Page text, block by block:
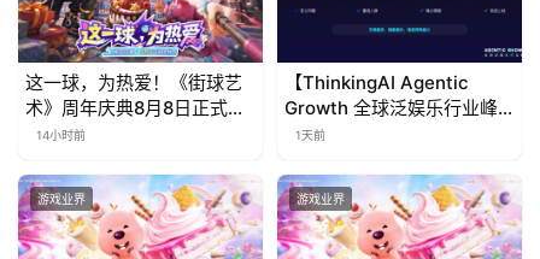
这一球，为热爱！《街球艺
术》周年庆典8月8日正式上
线，多重福利与全新内容同
14小时前
【ThinkingAI Agentic
Growth 全球泛娱乐行业峰
会】Agent 时代，人到底负
1天前
游戏业界 游戏业界